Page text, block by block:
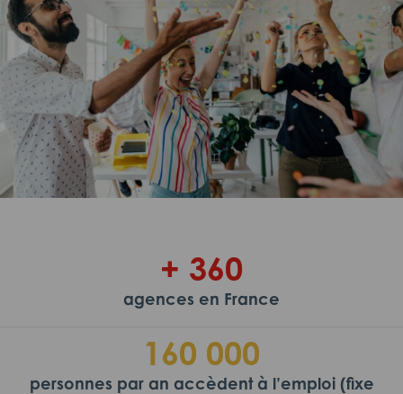
+ 360
agences en France
160 000
personnes par an accèdent à l’emploi (fixe